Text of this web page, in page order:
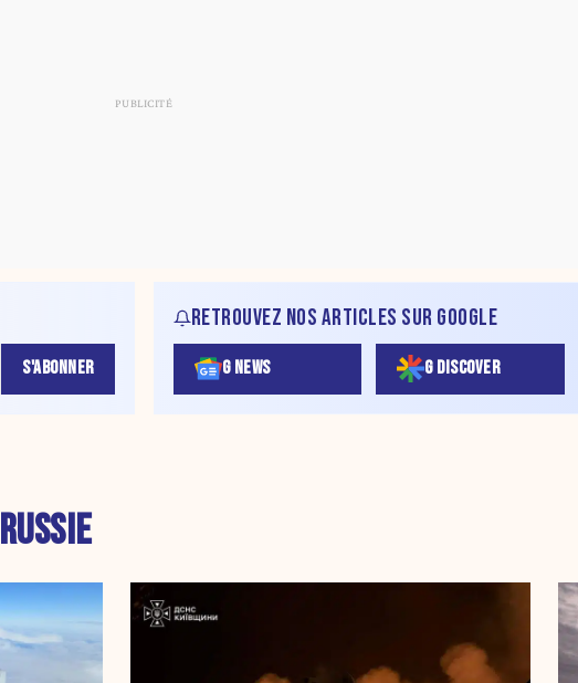
S'ABONNER
RETROUVEZ NOS ARTICLES SUR GOOGLE
G NEWS G DISCOVER
RUSSIE